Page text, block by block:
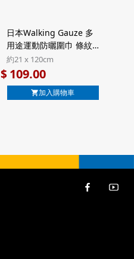
日本Walking Gauze 多
用途運動防曬圍巾 條紋
深藍色 日本製 UV加工 純
棉三重紗巾【市集世界 -
日本市集】
約21 x 120cm
$109.00
加入購物車